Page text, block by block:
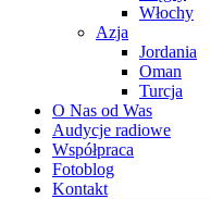
Włochy
Azja
Jordania
Oman
Turcja
O Nas od Was
Audycje radiowe
Współpraca
Fotoblog
Kontakt